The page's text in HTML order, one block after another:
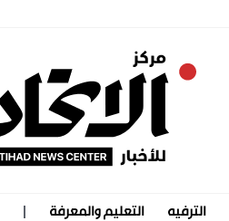
الترفيه التعليم والمعرفة